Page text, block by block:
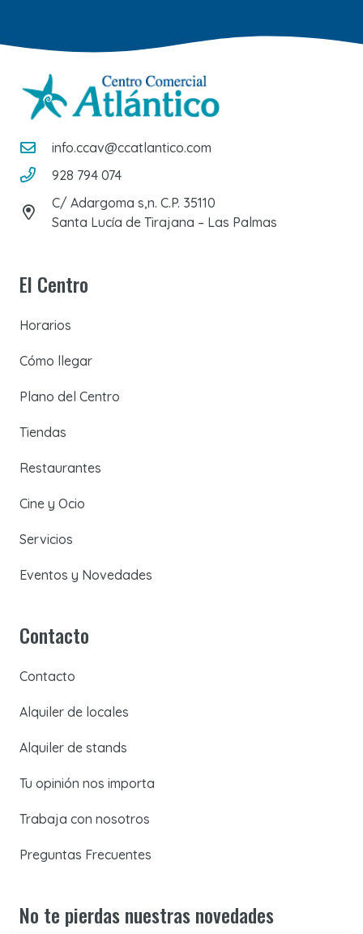
info.ccav@ccatlantico.com
928 794 074
C/ Adargoma s,n. C.P. 35110
Santa Lucía de Tirajana – Las Palmas
El Centro
Horarios
Cómo llegar
Plano del Centro
Tiendas
Restaurantes
Cine y Ocio
Servicios
Eventos y Novedades
Contacto
Contacto
Alquiler de locales
Alquiler de stands
Tu opinión nos importa
Trabaja con nosotros
Preguntas Frecuentes
No te pierdas nuestras novedades